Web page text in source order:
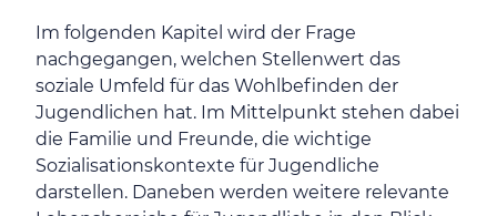
Im folgenden Kapitel wird der Frage
nachgegangen, welchen Stellenwert das
soziale Umfeld für das Wohlbefinden der
Jugendlichen hat. Im Mittelpunkt stehen dabei
die Familie und Freunde, die wichtige
Sozialisationskontexte für Jugendliche
darstellen. Daneben werden weitere relevante